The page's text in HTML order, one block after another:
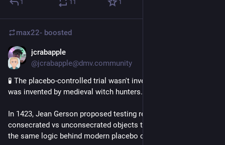
1 11 1
max22- boosted
jcrabapple
@jcrabapple@dmv.community
🧪 The placebo-controlled trial wasn't invented by doctors. It
was invented by medieval witch hunters.
In 1423, Jean Gerson proposed testing religious claims with
consecrated vs unconsecrated objects that looked identical -
the same logic behind modern placebo controls.